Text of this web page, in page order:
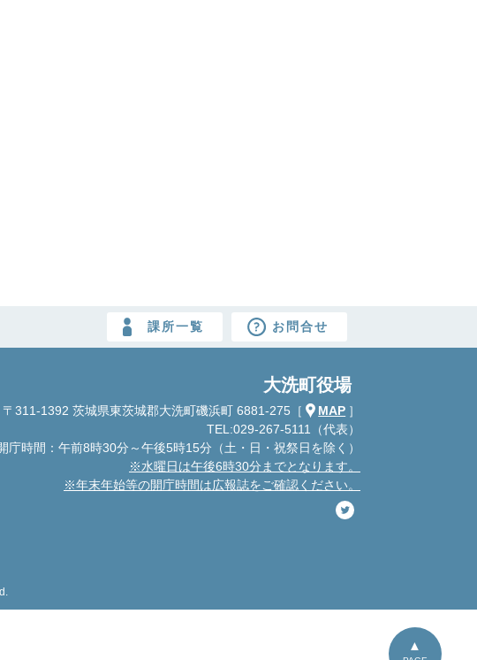
課所一覧 お問合せ
大洗町役場
〒311-1392 茨城県東茨城郡大洗町磯浜町 6881-275 ［ MAP ］
TEL:029-267-5111（代表）
庁時間：午前8時30分～午後5時15分 （土・日・祝祭日を除く）
※水曜日は午後6時30分までとなります。
※年末年始等の開庁時間は広報誌をご確認ください。